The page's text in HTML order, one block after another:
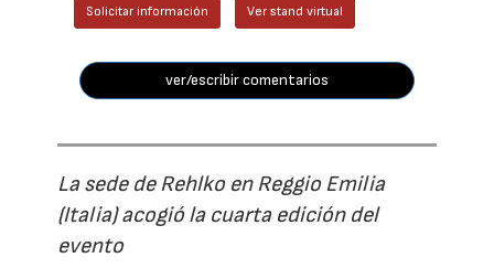
Solicitar información Ver stand virtual
ver/escribir comentarios
La sede de Rehlko en Reggio Emilia
(Italia) acogió la cuarta edición del
evento